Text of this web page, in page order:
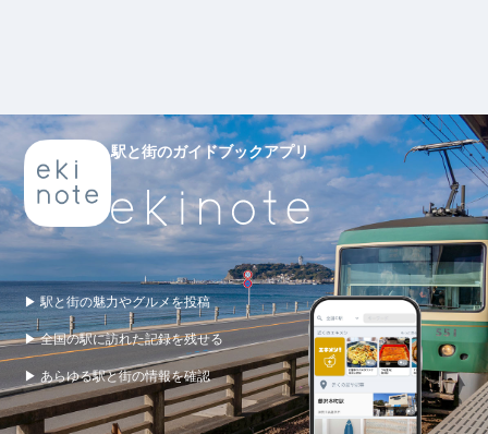
駅と街のガイドブックアプリ
▶ 駅と街の魅力やグルメを投稿
▶ 全国の駅に訪れた記録を残せる
▶ あらゆる駅と街の情報を確認